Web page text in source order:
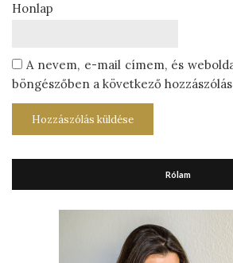
Honlap
A nevem, e-mail címem, és
böngészőben a következő
Rólam